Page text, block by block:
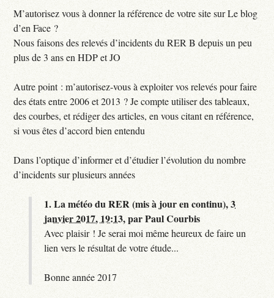
M’autorisez vous à donner la référence de votre site sur Le blog
d’en Face ?
Nous faisons des relevés d’incidents du RER B depuis un peu
plus de 3 ans en HDP et JO
Autre point : m’autorisez-vous à exploiter vos relevés pour faire
des états entre 2006 et 2013 ? Je compte utiliser des tableaux,
des courbes, et rédiger des articles, en vous citant en référence,
si vous êtes d’accord bien entendu
Dans l’optique d’informer et d’étudier l’évolution du nombre
d’incidents sur plusieurs années
1.La météo du RER (mis à jour en continu),3
janvier 2017, 19:13,parPaul Courbis
Avec plaisir ! Je serai moi même heureux de faire un
lien vers le résultat de votre étude...
Bonne année 2017